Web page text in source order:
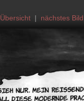
Übersicht | nächstes